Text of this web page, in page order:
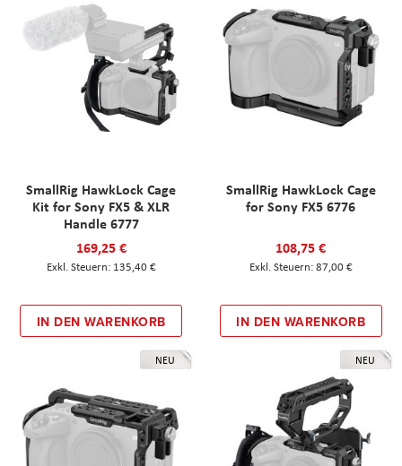
SmallRig HawkLock Cage
Kit for Sony FX5 & XLR
Handle 6777
169,25 €
135,40 €
IN DEN WARENKORB
SmallRig HawkLock Cage
for Sony FX5 6776
108,75 €
87,00 €
IN DEN WARENKORB
NEU NEU